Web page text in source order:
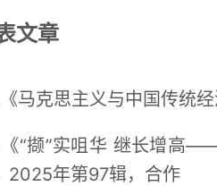
文章
马克思主义与中国传统
“撷”实咀华 继长增高
2025年第97辑，合作